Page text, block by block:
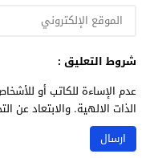
شروط التعليق :
عدم الإساءة للكاتب أو
الذات الالهية. والابتعاد عن